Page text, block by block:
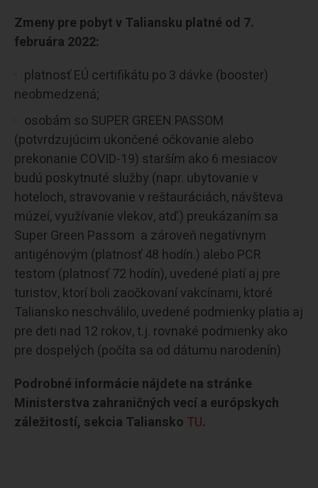
Zmeny pre pobyt v Taliansku platné od 7.
februára 2022:
platnosť EÚ certifikátu po 3 dávke (booster)
neobmedzená;
osobám so SUPER GREEN PASSOM
(potvrdzujúcim ukončené očkovanie alebo
prekonanie COVID-19) starším ako 6 mesiacov
budú poskytnuté služby (napr. ubytovanie v
hoteloch, stravovanie v reštauráciách, návšteva
múzeí, využívanie vlekov, atď.) preukázaním sa
Super Green Passom a zároveň negatívnym
antigénovým (platnosť 48 hodín.) alebo PCR
testom (platnosť 72 hodín), uvedené platí aj pre
turistov, ktorí boli zaočkovaní vakcínami, ktoré
Taliansko neschválilo, uvedené podmienky platia aj
pre deti nad 12 rokov, t.j. rovnaké podmienky ako
pre dospelých (počíta sa od dátumu narodenín)
Podrobné informácie nájdete na stránke
Ministerstva zahraničných vecí a európskych
záležitostí, sekcia Taliansko TU.